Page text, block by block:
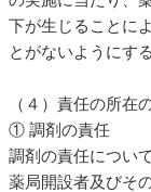
下が生じることに
とがないようにす
（４）責任の所在
① 調剤の責任
調剤の責任につい
薬局開設者及びそ